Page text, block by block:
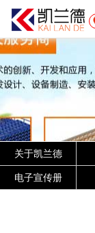
关于凯兰德
电子宣传册